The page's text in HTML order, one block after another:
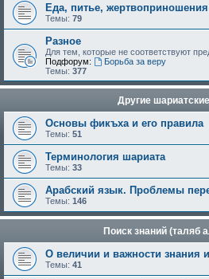
Еда, питье, жертвоприношения
Темы: 79
Разное
Для тем, которые не соответствуют
Подфорум:
Борьба за веру
Темы: 377
Другие
Основы фикъха и его правила
Темы: 51
Терминология шариата
Темы: 33
Арабский язык. Проблемы
Темы: 146
Поиск знаний (таляб
О величии и важности знания
Темы: 41